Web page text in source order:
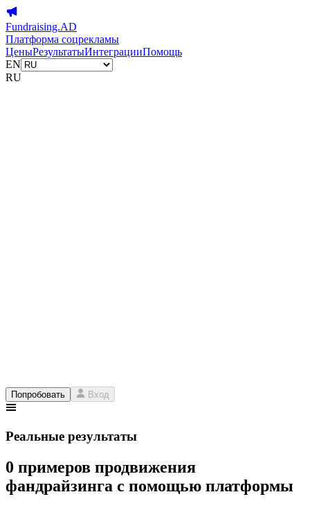
Fundraising.AD
Платформа соцрекламы
ЦеныРезультатыИнтеграцииПомощь
EN
RU
Попробовать Вход
Реальные результаты
0 примеров продвижения
фандрайзинга с помощью платформы